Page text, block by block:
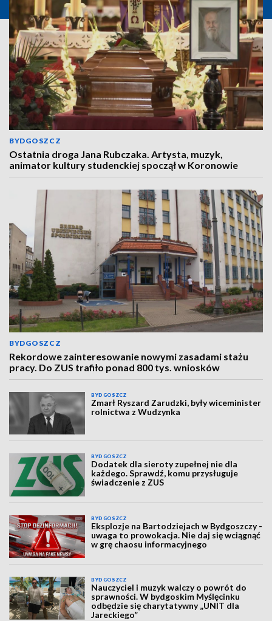
BYDGOSZCZ
Ostatnia droga Jana Rubczaka. Artysta, muzyk,
animator kultury studenckiej spoczął w Koronowie
BYDGOSZCZ
Rekordowe zainteresowanie nowymi zasadami stażu
pracy. Do ZUS trafiło ponad 800 tys. wniosków
BYDGOSZCZ
Zmarł Ryszard Zarudzki, były wiceminister
rolnictwa z Wudzynka
BYDGOSZCZ
Dodatek dla sieroty zupełnej nie dla
każdego. Sprawdź, komu przysługuje
świadczenie z ZUS
BYDGOSZCZ
Eksplozje na Bartodziejach w Bydgoszczy -
uwaga to prowokacja. Nie daj się wciągnąć
w grę chaosu informacyjnego
BYDGOSZCZ
Nauczyciel i muzyk walczy o powrót do
sprawności. W bydgoskim Myślęcinku
odbędzie się charytatywny „UNIT dla
Jareckiego”